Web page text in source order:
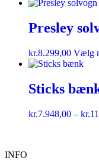
Presley
kr.8.299,00 Vælg
Sticks
kr.7.948,00 – kr.
INFO